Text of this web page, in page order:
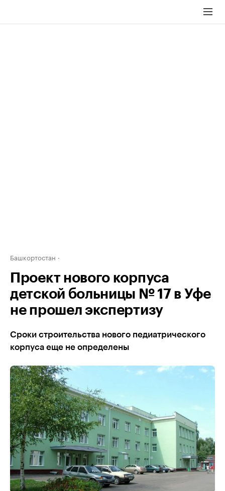
Башкортостан
Проект нового корпуса
детской больницы № 17 в Уфе
не прошел экспертизу
Сроки строительства нового педиатрического
корпуса еще не определены